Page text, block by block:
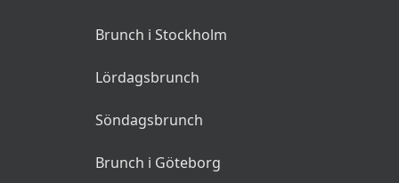
Brunch i Stockholm
Lördagsbrunch
Söndagsbrunch
Brunch i Göteborg